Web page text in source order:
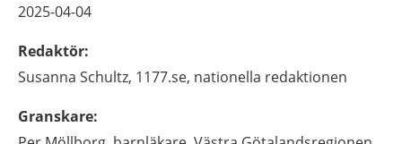
2025-04-04
Redaktör:
Susanna Schultz, 1177.se, nationella redaktionen
Granskare: